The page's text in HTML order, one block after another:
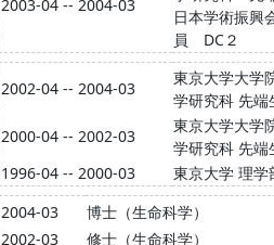
2003-04 -- 2004-03
日本学術振
員 DC２
2002-04 -- 2004-03
東京大学大学
学研究科 先端
2000-04 -- 2002-03
東京大学大学
学研究科 先端
1996-04 -- 2000-03
東京大学 理学
2004-03
博士（生命科学）
2002-03
修士（生命科学）